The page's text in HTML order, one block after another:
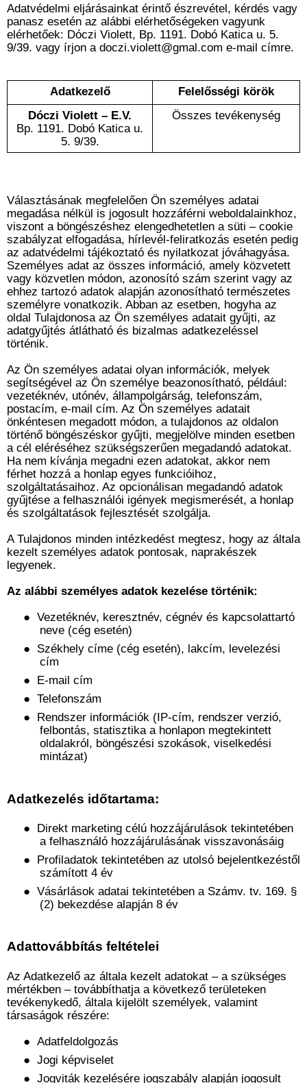
Adatvédelmi eljárásainkat érintő észrevétel, kérdés vagy
panasz esetén az alábbi elérhetőségeken vagyunk
elérhetőek: Dóczi Violett, Bp. 1191. Dobó Katica u. 5.
9/39. vagy írjon a doczi.violett@gmal.com e-mail címre.
Adatkezelő
Felelősségi körök
Dóczi Violett – E.V.
Bp. 1191. Dobó Katica u.
5. 9/39.
Összes tevékenység
Választásának megfelelően Ön személyes adatai
megadása nélkül is jogosult hozzáférni weboldalainkhoz,
viszont a böngészéshez elengedhetetlen a süti – cookie
szabályzat elfogadása, hírlevél-feliratkozás esetén pedig
az adatvédelmi tájékoztató és nyilatkozat jóváhagyása.
Személyes adat az összes információ, amely közvetett
vagy közvetlen módon, azonosító szám szerint vagy az
ehhez tartozó adatok alapján azonosítható természetes
személyre vonatkozik. Abban az esetben, hogyha az
oldal Tulajdonosa az Ön személyes adatait gyűjti, az
adatgyűjtés átlátható és bizalmas adatkezeléssel
történik.
Az Ön személyes adatai olyan információk, melyek
segítségével az Ön személye beazonosítható, például:
vezetéknév, utónév, állampolgárság, telefonszám,
postacím, e-mail cím. Az Ön személyes adatait
önkéntesen megadott módon, a tulajdonos az oldalon
történő böngészéskor gyűjti, megjelölve minden esetben
a cél eléréséhez szükségszerűen megadandó adatokat.
Ha nem kívánja megadni ezen adatokat, akkor nem
férhet hozzá a honlap egyes funkcióihoz,
szolgáltatásaihoz. Az opcionálisan megadandó adatok
gyűjtése a felhasználói igények megismerését, a honlap
és szolgáltatások fejlesztését szolgálja.
A Tulajdonos minden intézkedést megtesz, hogy az általa
kezelt személyes adatok pontosak, naprakészek
legyenek.
Az alábbi személyes adatok kezelése történik:
● Vezetéknév, keresztnév, cégnév és kapcsolattartó
neve (cég esetén)
● Székhely címe (cég esetén), lakcím, levelezési
cím
● E-mail cím
● Telefonszám
● Rendszer információk (IP-cím, rendszer verzió,
felbontás, statisztika a honlapon megtekintett
oldalakról, böngészési szokások, viselkedési
mintázat)
Adatkezelés időtartama:
● Direkt marketing célú hozzájárulások tekintetében
a felhasználó hozzájárulásának visszavonásáig
● Profiladatok tekintetében az utolsó bejelentkezéstől
számított 4 év
● Vásárlások adatai tekintetében a Számv. tv. 169. §
(2) bekezdése alapján 8 év
Adattovábbítás feltételei
Az Adatkezelő az általa kezelt adatokat – a szükséges
mértékben – továbbíthatja a következő területeken
tevékenykedő, általa kijelölt személyek, valamint
társaságok részére:
● Adatfeldolgozás
● Jogi képviselet
● Jogviták kezelésére jogszabály alapján jogosult